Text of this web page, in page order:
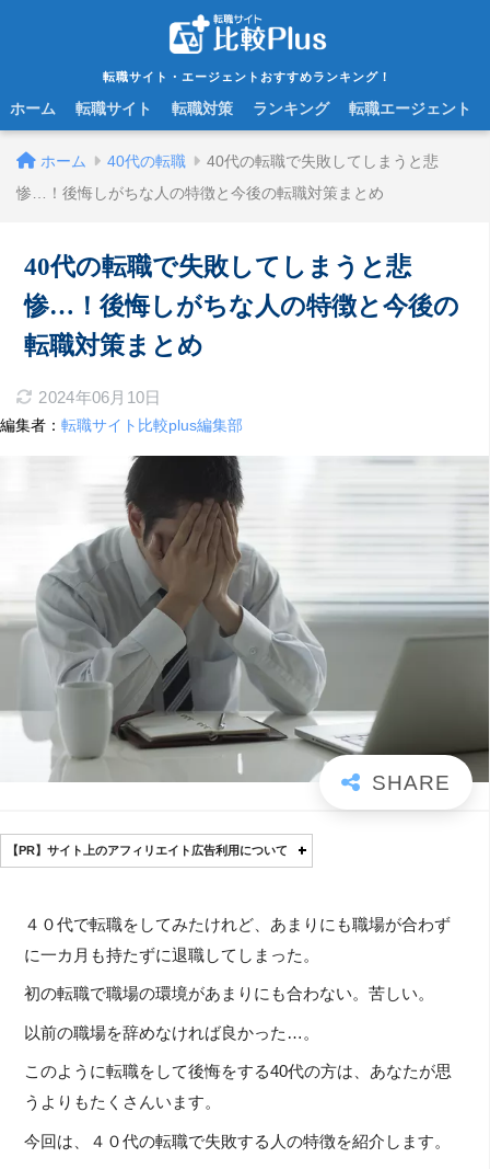
転職サイト・エージェントおすすめランキング！
ホーム 転職サイト 転職対策 ランキング 転職エージェント
ホーム 40代の転職
40代の転職で失敗してしまうと悲
惨…！後悔しがちな人の特徴と今後の転職対策まとめ
40代の転職で失敗してしまうと悲
惨…！後悔しがちな人の特徴と今後の
転職対策まとめ
2024年06月10日
編集者： 転職サイト比較plus編集部
【PR】サイト上のアフィリエイト広告利用について
４０代で転職をしてみたけれど、あまりにも職場が合わず
に一カ月も持たずに退職してしまった。
初の転職で職場の環境があまりにも合わない。苦しい。
以前の職場を辞めなければ良かった…。
このように転職をして後悔をする40代の方は、あなたが思
うよりもたくさんいます。
今回は、４０代の転職で失敗する人の特徴を紹介します。